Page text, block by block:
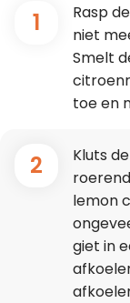
1
Rasp
niet
Smelt
toe en
2
Kluts
lemon
giet in